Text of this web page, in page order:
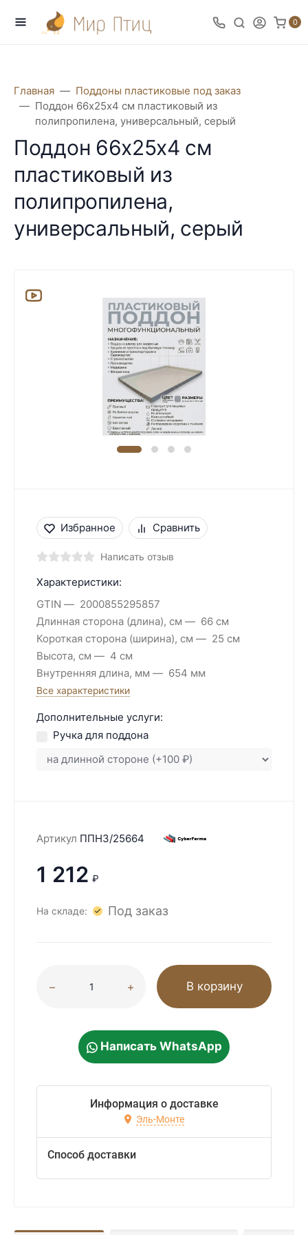
0
Главная
Поддоны пластиковые под заказ
Поддон 66х25х4 см пластиковый из
полипропилена, универсальный, серый
Поддон 66х25х4 см
пластиковый из
полипропилена,
универсальный, серый
Избранное Сравнить
Написать отзыв
Характеристики:
GTIN
2000855295857
Длинная сторона (длина), см
66 см
Короткая сторона (ширина), см
25 см
Высота, см
4 см
Внутренняя длина, мм
654 мм
Все характеристики
Дополнительные услуги:
Ручка для поддона
Артикул ППН3/25664
1 212 ₽
На складе: Под заказ
В корзину
Написать WhatsApp
Информация о доставке
Эль-Монте
Способ доставки